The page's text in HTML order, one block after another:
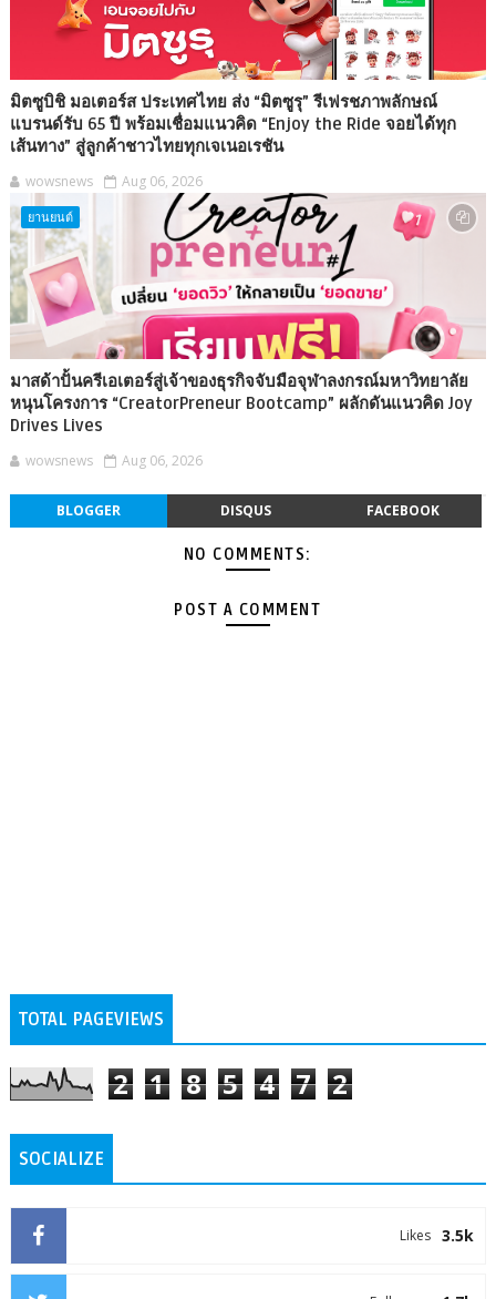
มิตซูบิชิ มอเตอร์ส ประเทศไทย ส่ง “มิตซูรุ” รีเฟรชภาพลักษณ์
แบรนด์รับ 65 ปี พร้อมเชื่อมแนวคิด “Enjoy the Ride จอยได้ทุก
เส้นทาง” สู่ลูกค้าชาวไทยทุกเจเนอเรชัน
wowsnews Aug 06, 2026
ยานยนต์
มาสด้าปั้นครีเอเตอร์สู่เจ้าของธุรกิจจับมือจุฬาลงกรณ์มหาวิทยาลัย
หนุนโครงการ “CreatorPreneur Bootcamp” ผลักดันแนวคิด Joy
Drives Lives
wowsnews Aug 06, 2026
BLOGGER DISQUS FACEBOOK
NO COMMENTS:
POST A COMMENT
TOTAL PAGEVIEWS
2 1 8 5 4 7 2
SOCIALIZE
3.5k
Likes